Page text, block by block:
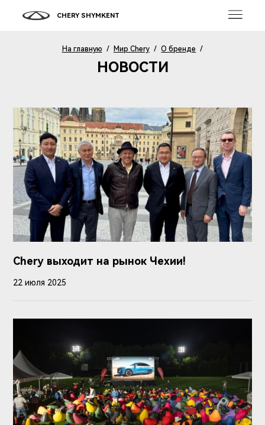
CHERY SHYMKENT
На главную / Мир Chery / О бренде /
НОВОСТИ
Chery выходит на рынок Чехии!
22 июля 2025